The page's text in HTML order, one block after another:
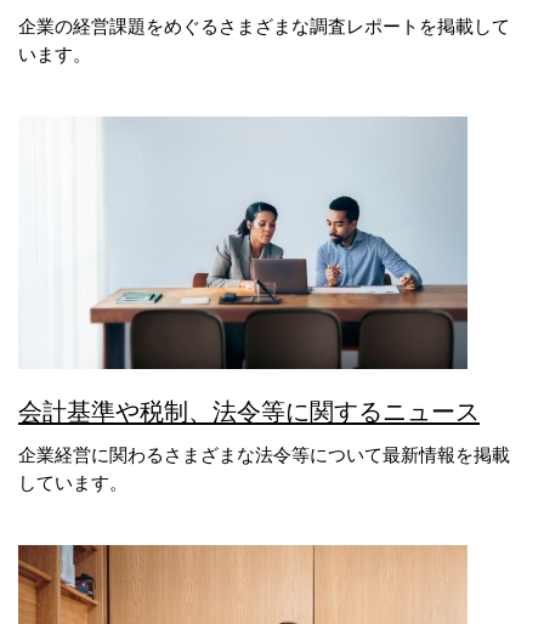
企業の経営課題をめぐるさまざまな調査レポートを掲載して
います。
会計基準や税制、法令等に関するニュース
企業経営に関わるさまざまな法令等について最新情報を掲載
しています。